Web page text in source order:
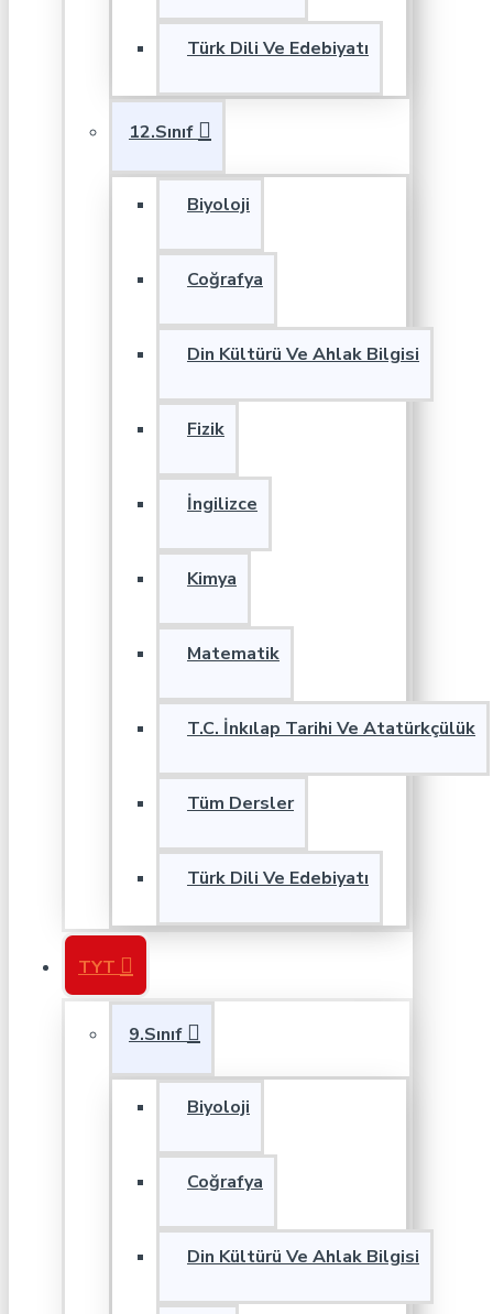
Türk Dili Ve Edebiyatı
12.Sınıf
Biyoloji
Coğrafya
Din Kültürü Ve Ahlak Bilgisi
Fizik
İngilizce
Kimya
Matematik
T.C. İnkılap Tarihi Ve Atatürkçülük
Tüm Dersler
Türk Dili Ve Edebiyatı
TYT
9.Sınıf
Biyoloji
Coğrafya
Din Kültürü Ve Ahlak Bilgisi